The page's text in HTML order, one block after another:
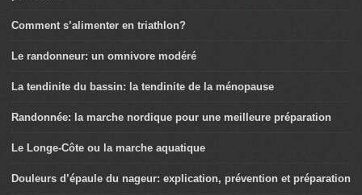
Comment s’alimenter en triathlon?
Le randonneur: un omnivore modéré
La tendinite du bassin: la tendinite de la ménopause
Randonnée: la marche nordique pour une meilleure préparation
Le Longe-Côte ou la marche aquatique
Douleurs d’épaule du nageur: explication, prévention et préparation